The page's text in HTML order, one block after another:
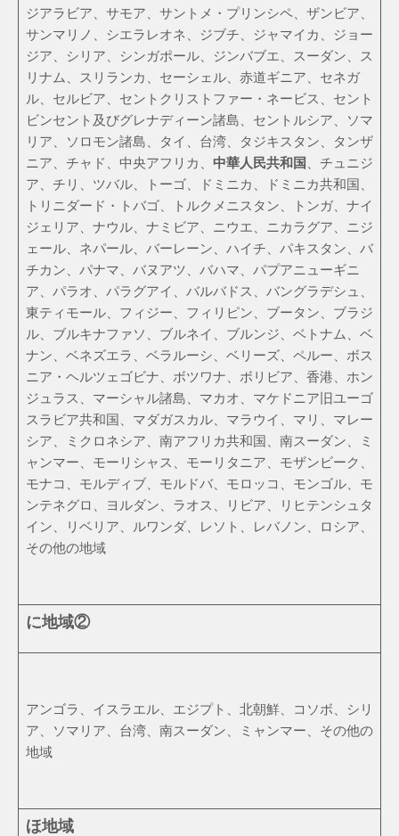
ジアラビア、サモア、サントメ・プリンシペ、ザンビア、
サンマリノ、シエラレオネ、ジブチ、ジャマイカ、ジョー
ジア、シリア、シンガポール、ジンバブエ、スーダン、ス
リナム、スリランカ、セーシェル、赤道ギニア、セネガ
ル、セルビア、セントクリストファー・ネービス、セント
ビンセント及びグレナディーン諸島、セントルシア、ソマ
リア、ソロモン諸島、タイ、台湾、タジキスタン、タンザ
ニア、チャド、中央アフリカ、 中華人民共和国 、チュニジ
ア、チリ、ツバル、トーゴ、ドミニカ、ドミニカ共和国、
トリニダード・トバゴ、トルクメニスタン、トンガ、ナイ
ジェリア、ナウル、ナミビア、ニウエ、ニカラグア、ニジ
ェール、ネパール、バーレーン、ハイチ、パキスタン、バ
チカン、パナマ、バヌアツ、バハマ、パプアニューギニ
ア、パラオ、パラグアイ、バルバドス、バングラデシュ、
東ティモール、フィジー、フィリピン、ブータン、ブラジ
ル、ブルキナファソ、ブルネイ、ブルンジ、ベトナム、ベ
ナン、ベネズエラ、ベラルーシ、ベリーズ、ペルー、ボス
ニア・ヘルツェゴビナ、ボツワナ、ボリビア、香港、ホン
ジュラス、マーシャル諸島、マカオ、マケドニア旧ユーゴ
スラビア共和国、マダガスカル、マラウイ、マリ、マレー
シア、ミクロネシア、南アフリカ共和国、南スーダン、ミ
ャンマー、モーリシャス、モーリタニア、モザンビーク、
モナコ、モルディブ、モルドバ、モロッコ、モンゴル、モ
ンテネグロ、ヨルダン、ラオス、リビア、リヒテンシュタ
イン、リベリア、ルワンダ、レソト、レバノン、ロシア、
その他の地域
に地域②
アンゴラ、イスラエル、エジプト、北朝鮮、コソボ、シリ
ア、ソマリア、台湾、南スーダン、ミャンマー、その他の
地域
ほ地域